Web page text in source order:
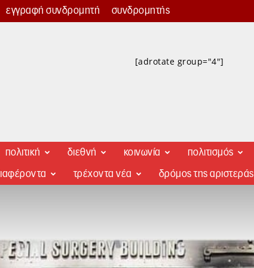
εγγραφή συνδρομητή συνδρομητής
[adrotate group="4"]
πολιτική διεθνή κοινωνία πολιτισμός
τρέχοντα νέα δρόμος της αριστεράς